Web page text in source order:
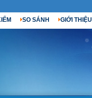
SO SÁNH GIỚI THIỆU